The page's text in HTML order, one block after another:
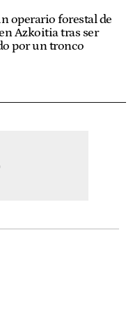
operario forestal de
Azkoitia tras ser
por un tronco